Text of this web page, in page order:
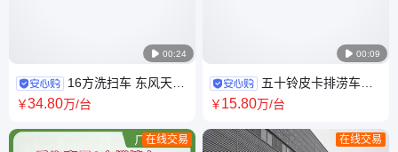
 00:24
16方洗扫车 东风天锦
KR 18吨道路清扫车 可洗 可扫
￥34.80万/台
在线交易
 00:09
五十铃皮卡排涝车
500立方救险排水车 水灾抢险
￥15.80万/台
在线交易